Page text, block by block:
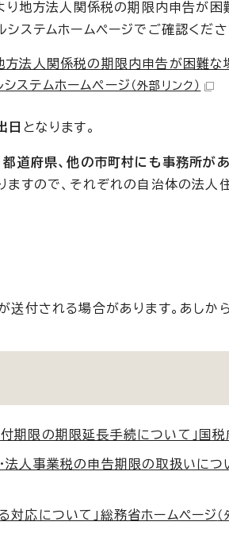
り地方法人関係税の期限内申告が
ステムホームページでご確認くださ
方法人関係税の期限内申告が困難
ステムホームページ （外部リンク）
日 となります。
都道府県、他の市町村にも事務所が
ますので、それぞれの自治体の法人
付される場合があります。あしか
期限の期限延長手続について」国税
法人事業税の申告期限の取扱いにつ
対応について」総務省ホームページ